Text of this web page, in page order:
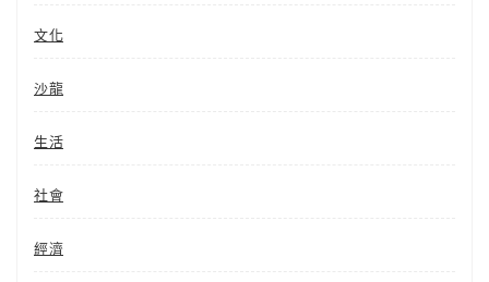
文化
沙龍
生活
社會
經濟